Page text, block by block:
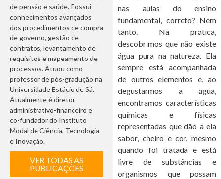
de pensão e saúde. Possui
conhecimentos avançados
dos procedimentos de compra
de governo, gestão de
contratos, levantamento de
requisitos e mapeamento de
processos. Atuou como
professor de pós-gradução na
Universidade Estácio de Sá.
Atualmente é diretor
administrativo-financeiro e
co-fundador do Instituto
Modal de Ciência, Tecnologia
e Inovação.
VER TODAS AS
PUBLICAÇÕES
nas aulas do ensino
fundamental, correto? Nem
tanto. Na prática,
descobrimos que não existe
água pura na natureza. Ela
sempre está acompanhada
de outros elementos e, ao
degustarmos a água,
encontramos características
químicas e físicas
representadas que dão a ela
sabor, cheiro e cor, mesmo
quando foi tratada e está
livre de substâncias e
organismos que possam